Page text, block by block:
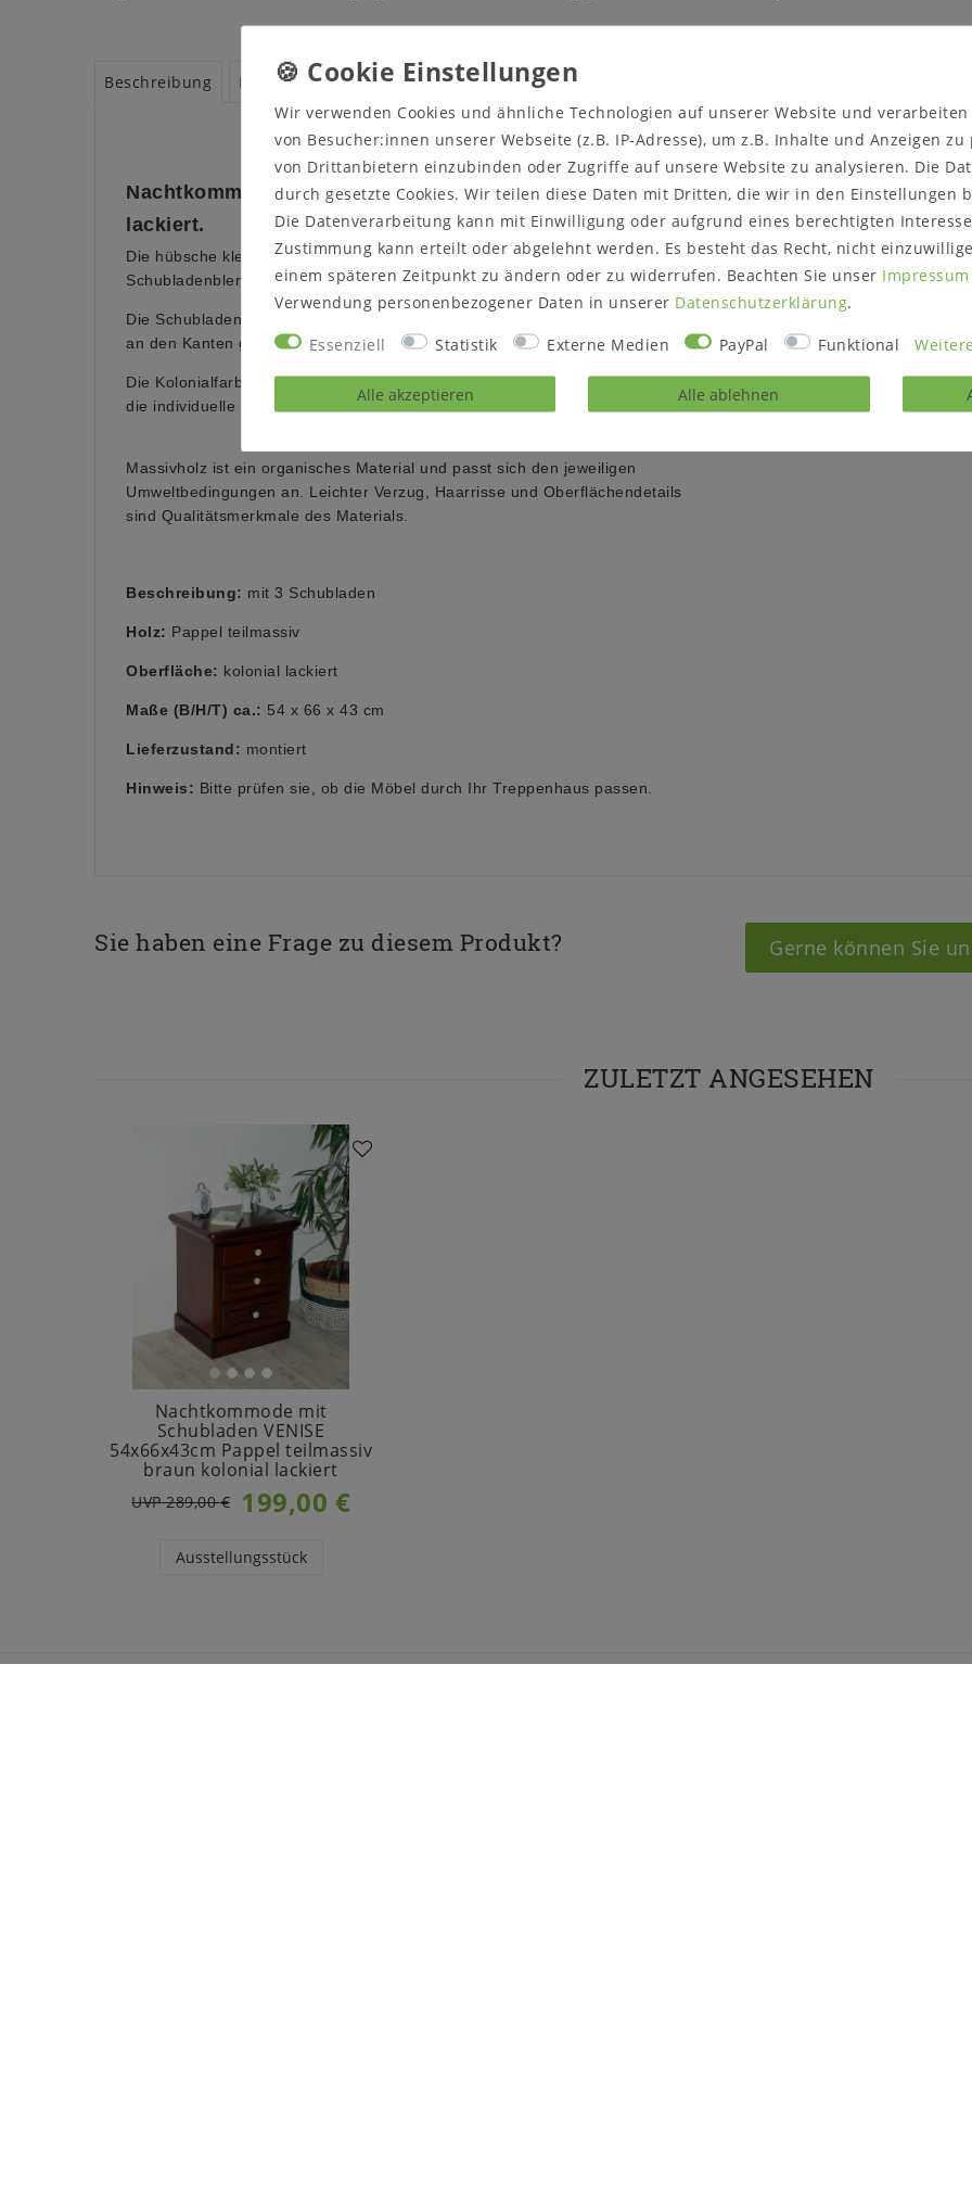
Beschreibung Produktsicherheit Produktbewertung
Nachtkommode mit 3 Schubkasten VENISE Pappel rotbraun
lackiert.
Die hübsche kleine Kommode verfügt über 3 Vollholzschubladen, die
Schubladenblenden haben als schöner Kontrast helle Knöpfe.
Die Schubladen laufen auf Holzschienen. Die Oberplatte des Schränkchens ist
an den Kanten gerundet gearbeitet.
Die Kolonialfarbe Lackierung gibt der Kommode einen edlen Glanz und lässt
die individuelle Maserung des Holzes sichtbar.
Massivholz ist ein organisches Material und passt sich den jeweiligen
Umweltbedingungen an. Leichter Verzug, Haarrisse und Oberflächendetails
sind Qualitätsmerkmale des Materials.
Beschreibung: mit 3 Schubladen
Holz: Pappel teilmassiv
Oberfläche: kolonial lackiert
Maße (B/H/T) ca.: 54 x 66 x 43 cm
Lieferzustand: montiert
Hinweis: Bitte prüfen sie, ob die Möbel durch Ihr Treppenhaus passen.
Beschreibung: mit 3
Holz: Pappel teilmassiv
Maße (B/H/T) ca.: 54 x 66 x 43
Lieferzustand: montiert
Hinweis: Bitte prüfen Sie, ob
Sie haben eine Frage zu diesem Produkt? Gerne können Sie
ZULETZT ANGESEHEN
Nachtkommode mit
Schubladen VENISE
54x66x43cm Pappel teilmassiv
braun kolonial lackiert
UVP 289,00 € 199,00 €
Ausstellungsstück
Wir verwenden Cookies und ähnliche Technologien auf unserer Website und
von Besucher:innen unserer Webseite (z.B. IP-Adresse), um z.B. Inhalte und Anzeigen
von Drittanbietern einzubinden oder Zugriffe auf unsere Website zu analysieren. Die
durch gesetzte Cookies. Wir teilen diese Daten mit Dritten, die wir in den Einstellungen
Die Datenverarbeitung kann mit Einwilligung oder aufgrund eines berechtigten
Zustimmung kann erteilt oder abgelehnt werden. Es besteht das Recht, nicht
einem späteren Zeitpunkt zu ändern oder zu widerrufen. Beachten Sie unser Impressum
Verwendung personenbezogener Daten in unserer Daten­schutz­erklärung.
Essenziell Statistik Externe Medien PayPal Funktional
Alle akzeptieren Alle ablehnen